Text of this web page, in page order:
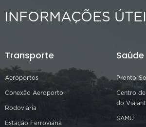
INFORMAÇÕES
Transporte
Aeroportos
Conexão Aeroporto
Rodoviária
Estação Ferroviária
Saúde
Pronto-
Centro
do
SAMU